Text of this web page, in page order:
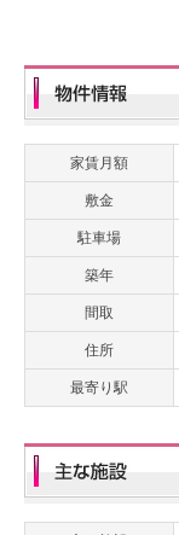
家賃月額
敷金
駐車場
築年
間取
住所
最寄り駅